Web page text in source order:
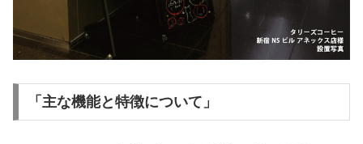
「主な機能と特徴について」